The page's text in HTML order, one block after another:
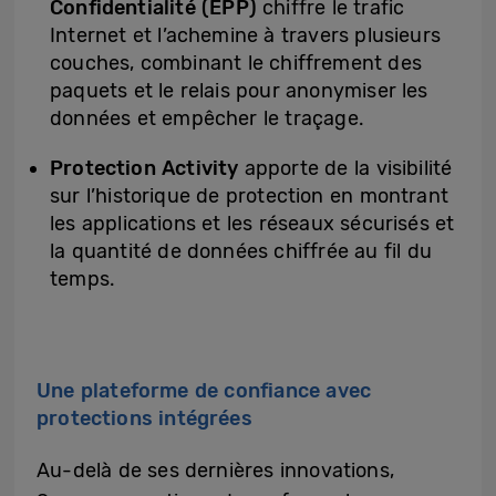
Confidentialité (EPP) chiffre le trafic
Internet et l’achemine à travers plusieurs
couches, combinant le chiffrement des
paquets et le relais pour anonymiser les
données et empêcher le traçage.
Protection Activity apporte de la visibilité
sur l’historique de protection en montrant
les applications et les réseaux sécurisés et
la quantité de données chiffrée au fil du
temps.
Une plateforme de confiance avec
protections intégrées
Au-delà de ses dernières innovations,